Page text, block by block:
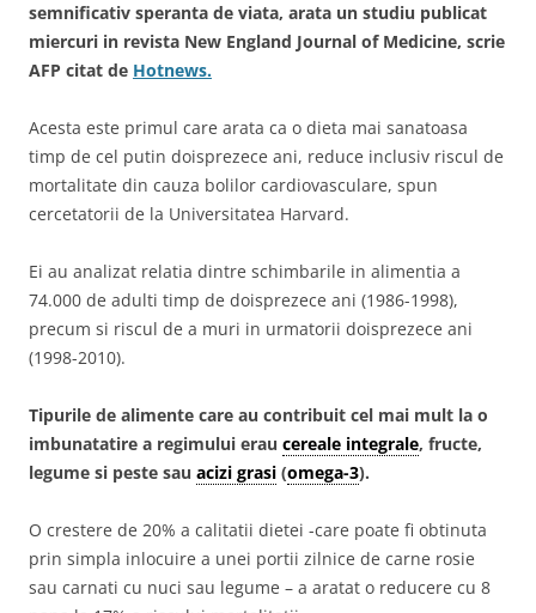
semnificativ speranta de viata, arata un studiu publicat
miercuri in revista New England Journal of Medicine, scrie
AFP citat de Hotnews.
Acesta este primul care arata ca o dieta mai sanatoasa
timp de cel putin doisprezece ani, reduce inclusiv riscul de
mortalitate din cauza bolilor cardiovasculare, spun
cercetatorii de la Universitatea Harvard.
Ei au analizat relatia dintre schimbarile in alimentia a
74.000 de adulti timp de doisprezece ani (1986-1998),
precum si riscul de a muri in urmatorii doisprezece ani
(1998-2010).
Tipurile de alimente care au contribuit cel mai mult la o
imbunatatire a regimului erau cereale integrale, fructe,
legume si peste sau acizi grasi (omega-3).
O crestere de 20% a calitatii dietei -care poate fi obtinuta
prin simpla inlocuire a unei portii zilnice de carne rosie
sau carnati cu nuci sau legume – a aratat o reducere cu 8